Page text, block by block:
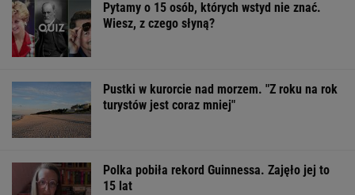
Pytamy o 15 osób, których wstyd nie znać.
Wiesz, z czego słyną?
Pustki w kurorcie nad morzem. "Z roku na rok
turystów jest coraz mniej"
Polka pobiła rekord Guinnessa. Zajęło jej to
15 lat